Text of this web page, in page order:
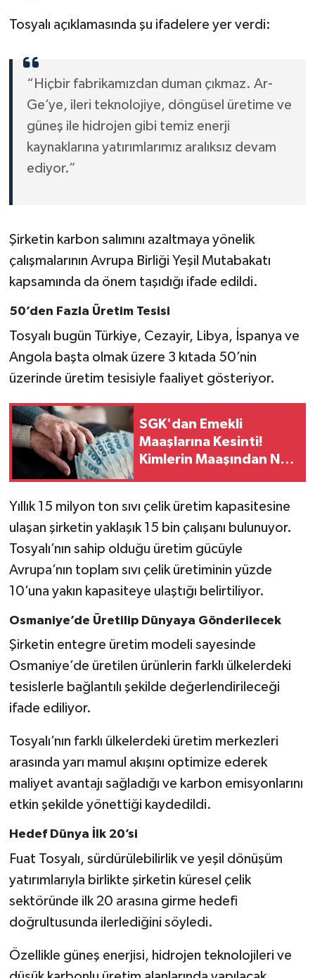
Tosyalı açıklamasında şu ifadelere yer verdi:
“Hiçbir fabrikamızdan duman çıkmaz. Ar-
Ge’ye, ileri teknolojiye, döngüsel üretime ve
güneş ile hidrojen gibi temiz enerji
kaynaklarına yatırımlarımız aralıksız devam
ediyor.”
Şirketin karbon salımını azaltmaya yönelik
çalışmalarının Avrupa Birliği Yeşil Mutabakatı
kapsamında da önem taşıdığı ifade edildi.
50’den Fazla Üretim Tesisi
Tosyalı bugün Türkiye, Cezayir, Libya, İspanya ve
Angola başta olmak üzere 3 kıtada 50’nin
üzerinde üretim tesisiyle faaliyet gösteriyor.
SGK'dan Emekli
Maaşlarına Kesinti!
Kimlerin Maaşından Ne
Yıllık 15 milyon ton sıvı çelik üretim kapasitesine
ulaşan şirketin yaklaşık 15 bin çalışanı bulunuyor.
Tosyalı’nın sahip olduğu üretim gücüyle
Avrupa’nın toplam sıvı çelik üretiminin yüzde
10’una yakın kapasiteye ulaştığı belirtiliyor.
Osmaniye’de Üretilip Dünyaya Gönderilecek
Şirketin entegre üretim modeli sayesinde
Osmaniye’de üretilen ürünlerin farklı ülkelerdeki
tesislerle bağlantılı şekilde değerlendirileceği
ifade ediliyor.
Tosyalı’nın farklı ülkelerdeki üretim merkezleri
arasında yarı mamul akışını optimize ederek
maliyet avantajı sağladığı ve karbon emisyonlarını
etkin şekilde yönettiği kaydedildi.
Hedef Dünya İlk 20’si
Fuat Tosyalı, sürdürülebilirlik ve yeşil dönüşüm
yatırımlarıyla birlikte şirketin küresel çelik
sektöründe ilk 20 arasına girme hedefi
doğrultusunda ilerlediğini söyledi.
Özellikle güneş enerjisi, hidrojen teknolojileri ve